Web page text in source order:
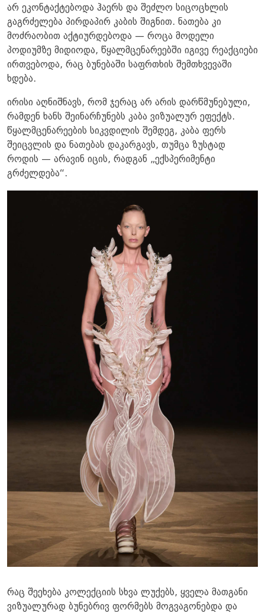
არ ეკონტაქტებოდა ჰაერს და შეძლო სიცოცხლის
გაგრძელება პირდაპირ კაბის შიგნით. ნათება კი
მოძრაობით აქტიურდებოდა — როცა მოდელი
პოდიუმზე მიდიოდა, წყალმცენარეებში იგივე რეაქციები
ირთვებოდა, რაც ბუნებაში საფრთხის შემთხვევაში
ხდება.
ირისი აღნიშნავს, რომ ჯერაც არ არის დარწმუნებული,
რამდენ ხანს შეინარჩუნებს კაბა ვიზუალურ ეფექტს.
წყალმცენარეების სიკვდილის შემდეგ, კაბა ფერს
შეიცვლის და ნათებას დაკარგავს, თუმცა ზუსტად
როდის — არავინ იცის, რადგან „ექსპერიმენტი
გრძელდება“.
რაც შეეხება კოლექციის სხვა ლუქებს, ყველა მათგანი
ვიზუალურად ბუნებრივ ფორმებს მოგვაგონებდა და